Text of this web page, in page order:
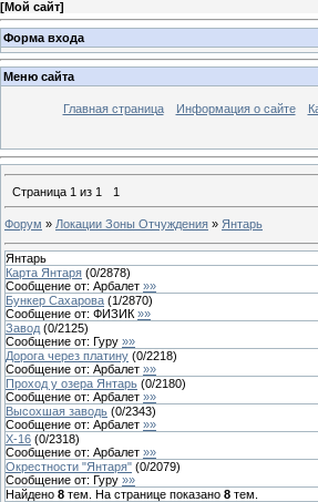
[Мой сайт]
Форма входа
Меню сайта
Главная страница Информация о сайте
Страница 1 из 1 1
Форум » Локации Зоны Отчуждения » Янтарь
Янтарь
Карта Янтаря (0/2878)
Сообщение от: Арбалет »»
Бункер Сахарова (1/2870)
Сообщение от: ФИЗИК »»
Завод (0/2125)
Сообщение от: Гуру »»
Дорога через платину (0/2218)
Сообщение от: Арбалет »»
Проход у озера Янтарь (0/2180)
Сообщение от: Арбалет »»
Высохшая заводь (0/2343)
Сообщение от: Арбалет »»
Х-16 (0/2318)
Сообщение от: Арбалет »»
Окрестности "Янтаря" (0/2079)
Сообщение от: Гуру »»
Найдено 8 тем. На странице показано 8 тем.